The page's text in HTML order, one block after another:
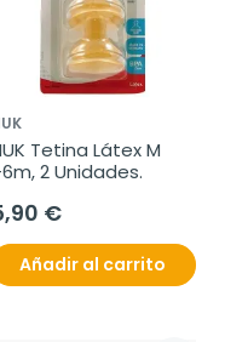
Tetina Látex M
2 Unidades.
€
Añadir al carrito